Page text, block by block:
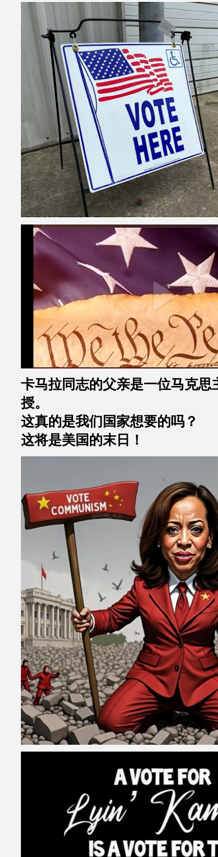
卡马拉同志的父亲是一位马克思
授。
这真的是我们国家想要的吗？
这将是美国的末日！